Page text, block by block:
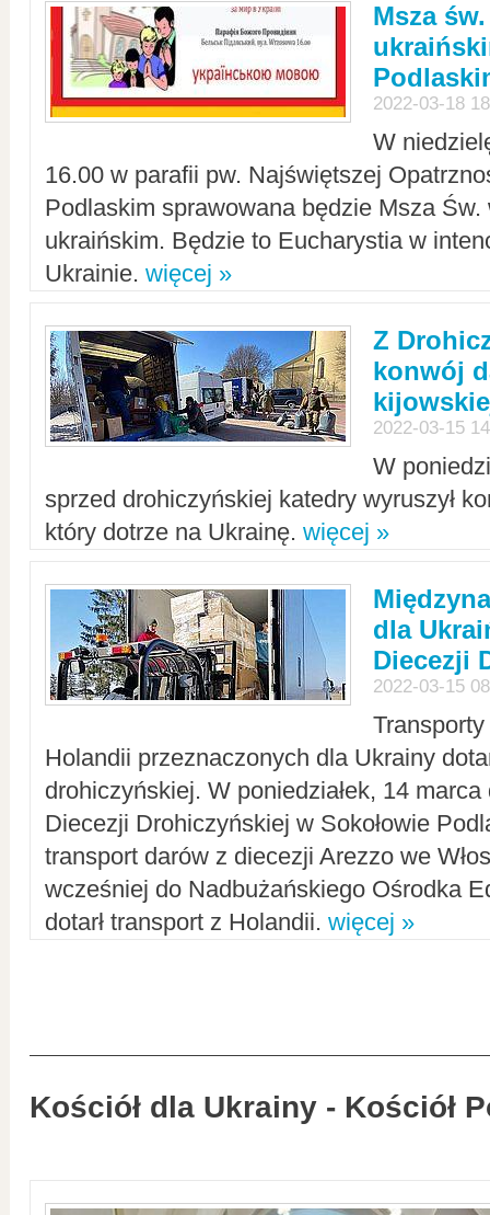
Msza
2022-03-18
W
16.00 w parafii pw. Najświętszej
Podlaskim sprawowana będzie Msza Św.
ukraińskim. Będzie to Eucharystia w
Ukrainie. więcej »
Z
konwój
2022-03-15
W
sprzed drohiczyńskiej katedry wyruszył
który dotrze na Ukrainę. więcej »
dla
Diecezji
2022-03-15
Holandii przeznaczonych dla Ukrainy
drohiczyńskiej. W poniedziałek, 14
Diecezji Drohiczyńskiej w Sokołowie
transport darów z diecezji Arezzo we
wcześniej do Nadbużańskiego Ośrodka
dotarł transport z Holandii. więcej »
Kościół dla Ukrainy - Kościół